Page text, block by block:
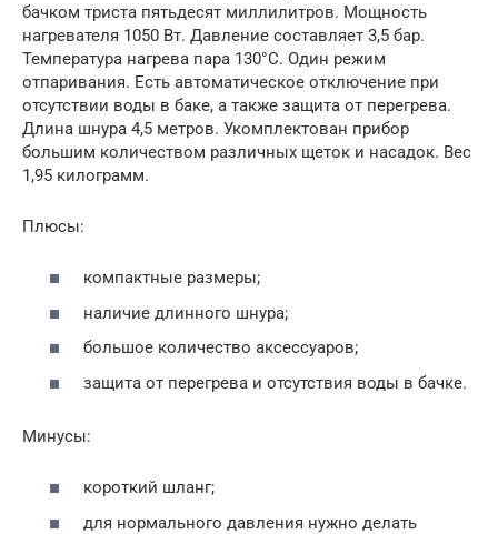
бачком триста пятьдесят миллилитров. Мощность
нагревателя 1050 Вт. Давление составляет 3,5 бар.
Температура нагрева пара 130°С. Один режим
отпаривания. Есть автоматическое отключение при
отсутствии воды в баке, а также защита от перегрева.
Длина шнура 4,5 метров. Укомплектован прибор
большим количеством различных щеток и насадок. Вес
1,95 килограмм.
Плюсы:
компактные размеры;
наличие длинного шнура;
большое количество аксессуаров;
защита от перегрева и отсутствия воды в бачке.
Минусы:
короткий шланг;
для нормального давления нужно делать